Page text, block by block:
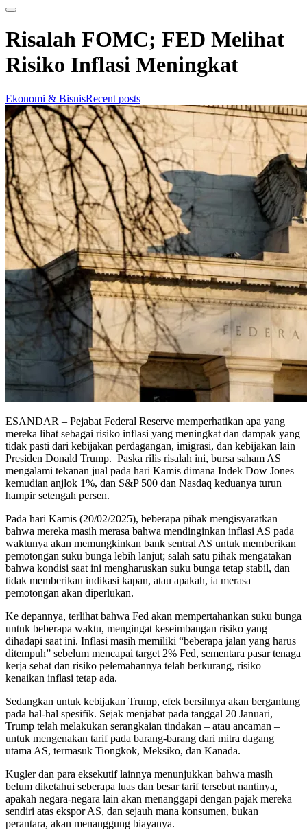
Risalah FOMC; FED Melihat
Risiko Inflasi Meningkat
Ekonomi & BisnisRecent posts
ESANDAR – Pejabat Federal Reserve memperhatikan apa yang
mereka lihat sebagai risiko inflasi yang meningkat dan dampak yang
tidak pasti dari kebijakan perdagangan, imigrasi, dan kebijakan lain
Presiden Donald Trump. Paska rilis risalah ini, bursa saham AS
mengalami tekanan jual pada hari Kamis dimana Indek Dow Jones
kemudian anjlok 1%, dan S&P 500 dan Nasdaq keduanya turun
hampir setengah persen.
Pada hari Kamis (20/02/2025), beberapa pihak mengisyaratkan
bahwa mereka masih merasa bahwa mendinginkan inflasi AS pada
waktunya akan memungkinkan bank sentral AS untuk memberikan
pemotongan suku bunga lebih lanjut; salah satu pihak mengatakan
bahwa kondisi saat ini mengharuskan suku bunga tetap stabil, dan
tidak memberikan indikasi kapan, atau apakah, ia merasa
pemotongan akan diperlukan.
Ke depannya, terlihat bahwa Fed akan mempertahankan suku bunga
untuk beberapa waktu, mengingat keseimbangan risiko yang
dihadapi saat ini. Inflasi masih memiliki “beberapa jalan yang harus
ditempuh” sebelum mencapai target 2% Fed, sementara pasar tenaga
kerja sehat dan risiko pelemahannya telah berkurang, risiko
kenaikan inflasi tetap ada.
Sedangkan untuk kebijakan Trump, efek bersihnya akan bergantung
pada hal-hal spesifik. Sejak menjabat pada tanggal 20 Januari,
Trump telah melakukan serangkaian tindakan – atau ancaman –
untuk mengenakan tarif pada barang-barang dari mitra dagang
utama AS, termasuk Tiongkok, Meksiko, dan Kanada.
Kugler dan para eksekutif lainnya menunjukkan bahwa masih
belum diketahui seberapa luas dan besar tarif tersebut nantinya,
apakah negara-negara lain akan menanggapi dengan pajak mereka
sendiri atas ekspor AS, dan sejauh mana konsumen, bukan
perantara, akan menanggung biayanya.